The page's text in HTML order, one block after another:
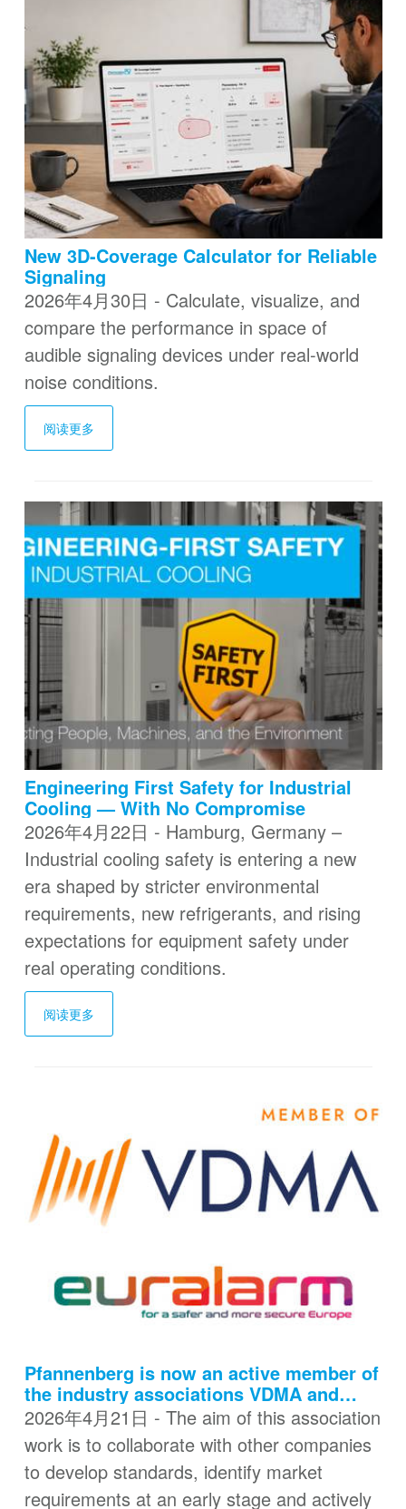
New 3D-Coverage Calculator for Reliable
Signaling
2026年4月30日 - Calculate, visualize, and
compare the performance in space of
audible signaling devices under real-world
noise conditions.
阅读更多
Engineering First Safety for Industrial
Cooling — With No Compromise
2026年4月22日 - Hamburg, Germany –
Industrial cooling safety is entering a new
era shaped by stricter environmental
requirements, new refrigerants, and rising
expectations for equipment safety under
real operating conditions.
阅读更多
Pfannenberg is now an active member of
the industry associations VDMA and
Euralarm
2026年4月21日 - The aim of this association
work is to collaborate with other companies
to develop standards, identify market
requirements at an early stage and actively